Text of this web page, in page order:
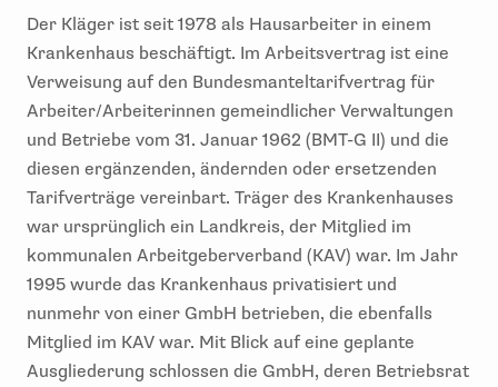
Der Kläger ist seit 1978 als Hausarbeiter in einem
Krankenhaus beschäftigt. Im Arbeitsvertrag ist eine
Verweisung auf den Bundesmanteltarifvertrag für
Arbeiter/Arbeiterinnen gemeindlicher Verwaltungen
und Betriebe vom 31. Januar 1962 (BMT-G II) und die
diesen ergänzenden, ändernden oder ersetzenden
Tarifverträge vereinbart. Träger des Krankenhauses
war ursprünglich ein Landkreis, der Mitglied im
kommunalen Arbeitgeberverband (KAV) war. Im Jahr
1995 wurde das Krankenhaus privatisiert und
nunmehr von einer GmbH betrieben, die ebenfalls
Mitglied im KAV war. Mit Blick auf eine geplante
Ausgliederung schlossen die GmbH, deren Betriebsrat